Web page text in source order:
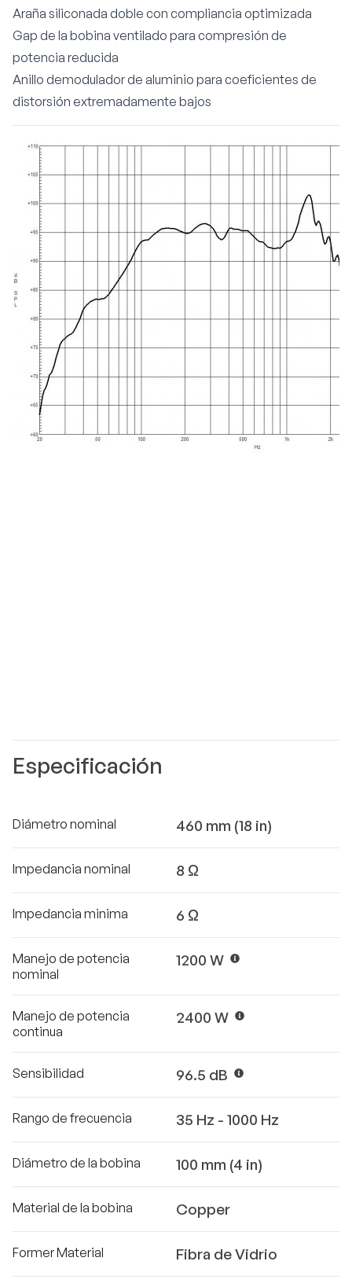
Araña siliconada doble con compliancia optimizada
Gap de la bobina ventilado para compresión de
potencia reducida
Anillo demodulador de aluminio para coeficientes de
distorsión extremadamente bajos
Especificación
Diámetro nominal 460 mm (18 in)
Impedancia nominal 8 Ω
Impedancia minima 6 Ω
Manejo de potencia
nominal
1200 W
Manejo de potencia
continua
2400 W
Sensibilidad 96.5 dB
Rango de frecuencia 35 Hz - 1000 Hz
Diámetro de la bobina 100 mm (4 in)
Material de la bobina Copper
Former Material Fibra de Vidrio